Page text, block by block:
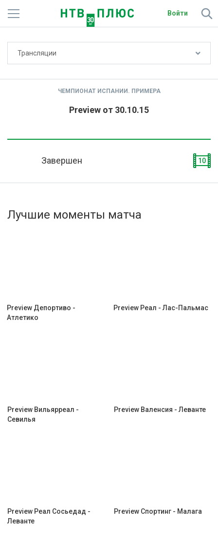
Войти
Активировать промокод
Трансляции
ЧЕМПИОНАТ ИСПАНИИ. ПРИМЕРА
Preview от 30.10.15
Завершен 10
Лучшие моменты матча
Preview Депортиво -
Атлетико
Preview Реал - Лас-Пальмас
Preview Вильярреал -
Севилья
Preview Валенсия - Леванте
Preview Реал Сосьедад -
Леванте
Preview Спортинг - Малага